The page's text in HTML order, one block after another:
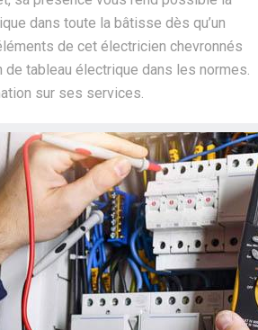
dans toute la bâtisse dès qu’un
de cet électricien chevronnés
tableau électrique dans les normes.
sur ses services.